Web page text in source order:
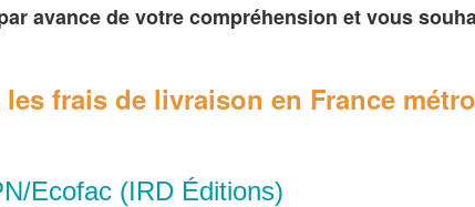
avance de votrecompréhension et vous
frais de livraison en France
Ecofac (IRD Éditions)